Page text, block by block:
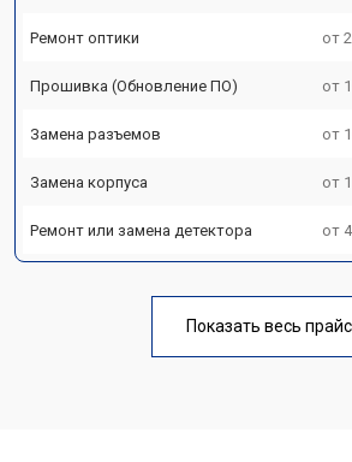
Ремонт оптики от
Прошивка (Обновление ПО) от
Замена разъемов от
Замена корпуса от
Ремонт или замена детектора от
Показать весь прайс